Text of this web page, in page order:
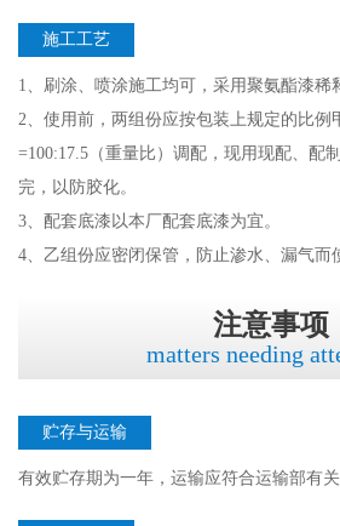
施工工艺
1、刷涂、喷涂施工均可，采用聚氨酯漆稀
2、使用前，两组份应按包装上规定的比例
=100:17.5（重量比）调配，现用现配、配
完，以防胶化。
3、配套底漆以本厂配套底漆为宜。
4、乙组份应密闭保管，防止渗水、漏气而
注意事项
matters needing
贮存与运输
有效贮存期为一年，运输应符合运输部有关